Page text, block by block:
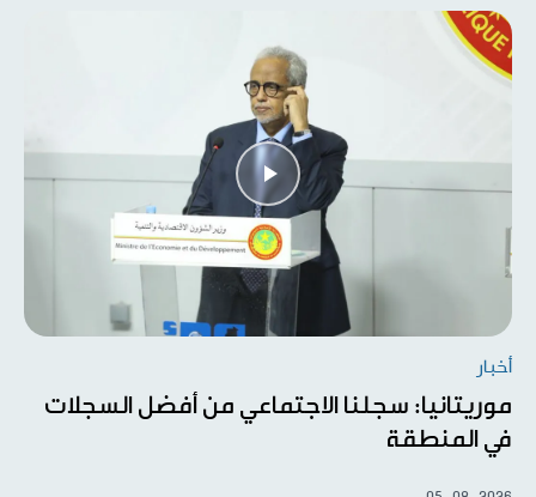
أخبار
موريتانيا: سجلنا الاجتماعي من أفضل السجلات
في المنطقة